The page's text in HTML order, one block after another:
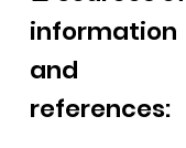
information
and
references: